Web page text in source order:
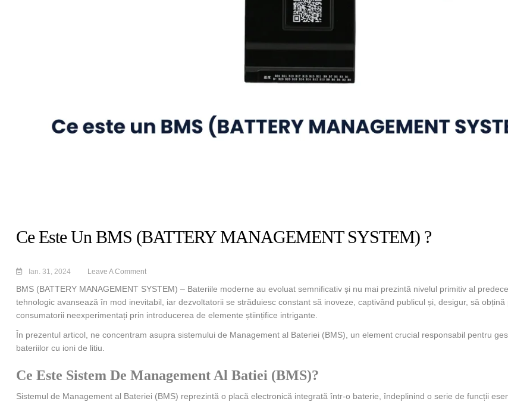
Ce Este Un BMS (BATTERY MANAGEMENT SYSTEM) ?
Ian. 31, 2024 Leave A Comment
BMS (BATTERY MANAGEMENT SYSTEM) – Bateriile moderne au evoluat semnificativ și nu mai prezintă nivelul primitiv al
tehnologic avansează în mod inevitabil, iar dezvoltatorii se străduiesc constant să inoveze, captivând publicul și, desigur, să obțină
consumatorii neexperimentați prin introducerea de elemente științifice intrigante.
În prezentul articol, ne concentram asupra sistemului de Management al Bateriei (BMS), un element crucial responsabil pentru
bateriilor cu ioni de litiu.
Ce Este Sistem De Management Al Batiei (BMS)?
Sistemul de Management al Bateriei (BMS) reprezintă o placă electronică integrată într-o baterie, îndeplinind o serie de funcții